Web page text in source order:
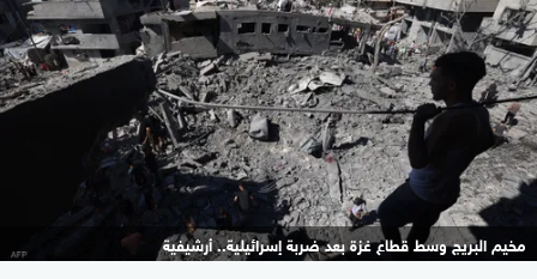
مخيم البريج وسط قطاع غزة بعد ضربة إسرائيلية.. أرشيفية